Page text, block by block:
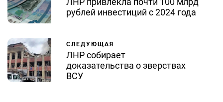
рублей инвестиций с 2024 года
СЛЕДУЮЩАЯ
ЛНР собирает
доказательства о зверствах
ВСУ